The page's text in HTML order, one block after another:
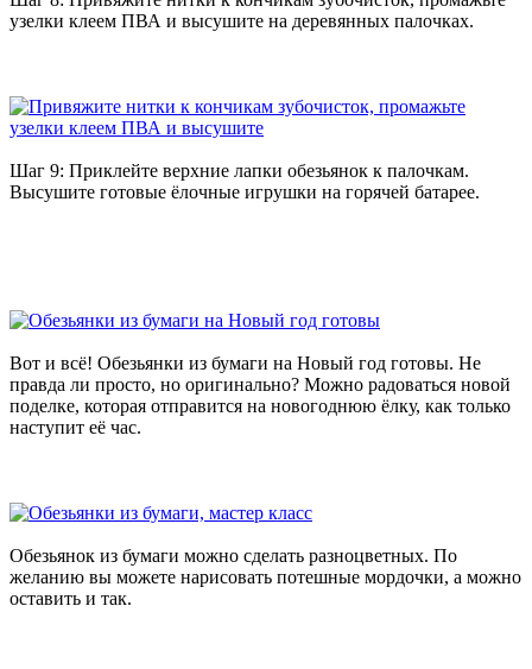
узелки клеем ПВА и высушите на деревянных палочках.
Шаг 9: Приклейте верхние лапки обезьянок к палочкам.
Высушите готовые ёлочные игрушки на горячей батарее.
Вот и всё! Обезьянки из бумаги на Новый год готовы. Не
правда ли просто, но оригинально? Можно радоваться новой
поделке, которая отправится на новогоднюю ёлку, как только
наступит её час.
Обезьянок из бумаги можно сделать разноцветных. По
желанию вы можете нарисовать потешные мордочки, а можно
оставить и так.